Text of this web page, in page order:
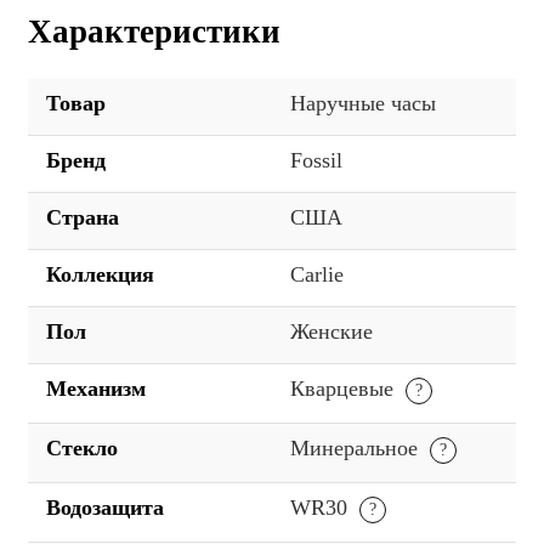
Характеристики
Товар Наручные часы
Бренд Fossil
Страна США
Коллекция Carlie
Пол Женские
Механизм Кварцевые
Стекло Минеральное
Водозащита WR30